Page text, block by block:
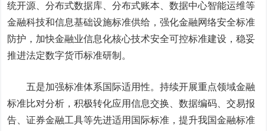
统开源、分布式数据库、分布式账本、数据中心智能运维等
金融科技和信息基础设施标准供给，强化金融网络安全标准
防护，加快金融业信息化核心技术安全可控标准建设，稳妥
推进法定数字货币标准研制。
五是加强标准体系国际适用性。持续开展重点领域金融
标准比对分析，积极转化应用信息交换、数据编码、交易报
告、证券金融工具等先进适用国际标准，提升我国金融标准